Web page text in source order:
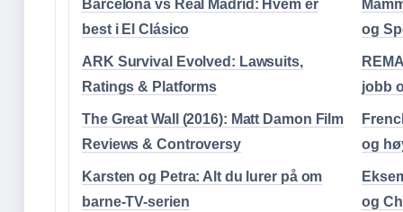
Barcelona vs Real Madrid: Hvem er
best i El Clásico
og
ARK Survival Evolved: Lawsuits,
Ratings & Platforms
jobb
The Great Wall (2016): Matt Damon Film
Reviews & Controversy
og
Karsten og Petra: Alt du lurer på om
barne-TV-serien
og